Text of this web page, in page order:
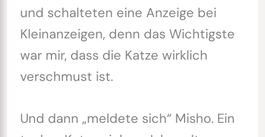
und schalteten eine Anzeige bei
Kleinanzeigen, denn das Wichtigste
war mir, dass die Katze wirklich
verschmust ist.
Und dann „meldete sich“ Misho. Ein